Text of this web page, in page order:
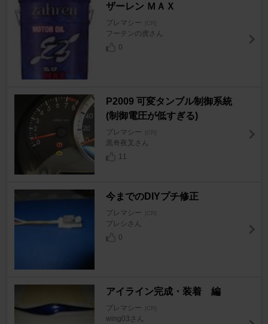
ザーレン ＭＡＸ
プレマシー [CR]
フーテンの虎さん
0
P2009 可変タンブル制御系統
(制御電圧が低すぎる)
プレマシー [CR]
黒奇夜叉さん
11
今までのDIYプチ修正
プレマシー [CR]
プレシさん
0
アイライン完成・装着 編
プレマシー [CR]
wing03さん